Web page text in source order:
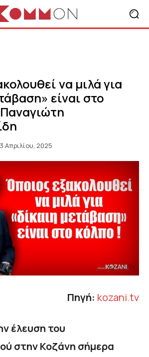
να μιλά για
είναι στο
3 Απριλίου, 2025
Πηγή: kozani.tv
έλευση του
στην Κοζάνη σήμερα